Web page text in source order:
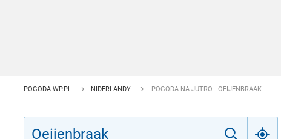
POGODA WP.PL NIDERLANDY POGODA NA JUTRO - OEIJENBRAAK